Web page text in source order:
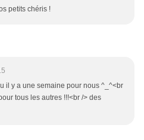
petits chéris !
il y a une semaine pour nous ^_^<br
tous les autres !!!<br /> des